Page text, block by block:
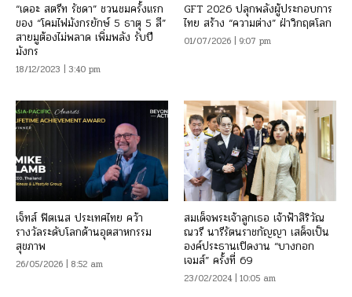
“เดอะ สตรีท รัชดา” ชวนชมครั้งแรก
ของ “โคมไฟมังกรยักษ์ 5 ธาตุ 5 สี”
สายมูต้องไม่พลาด เพิ่มพลัง รับปี
มังกร
18/12/2023 | 3:40 pm
GFT 2026 ปลุกพลังผู้ประกอบการ
ไทย สร้าง “ความต่าง” ฝ่าวิกฤตโลก
01/07/2026 | 9:07 pm
เจ็ทส์ ฟิตเนส ประเทศไทย คว้า
รางวัลระดับโลกด้านอุตสาหกรรม
สุขภาพ
26/05/2026 | 8:52 am
สมเด็จพระเจ้าลูกเธอ เจ้าฟ้าสิริวัณ
ณวรี นารีรัตนราชกัญญา เสด็จเป็น
องค์ประธานเปิดงาน “บางกอก
เจมส์” ครั้งที่ 69
23/02/2024 | 10:05 am